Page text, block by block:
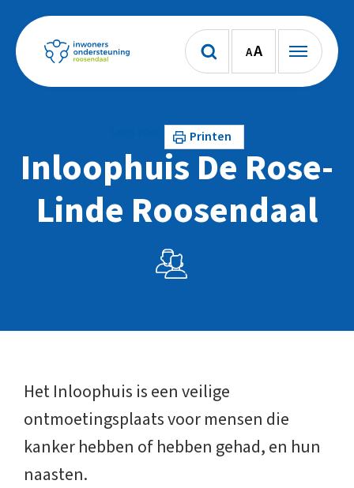
AA
Printen
Inloophuis De Rose-
Linde Roosendaal
Het Inloophuis is een veilige
ontmoetingsplaats voor mensen die
kanker hebben of hebben gehad, en hun
naasten.